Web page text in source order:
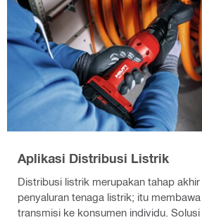
Aplikasi Distribusi Listrik
Distribusi listrik merupakan tahap akhir
penyaluran tenaga listrik; itu
transmisi ke konsumen individu.